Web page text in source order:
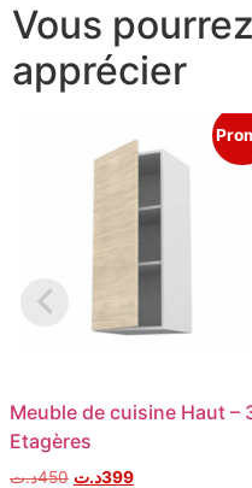
Vous
apprécier
Meuble de cuisine Haut –
Etagères
450د.ت 399د.ت